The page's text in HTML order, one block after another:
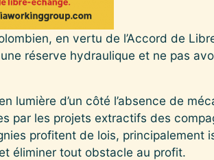
en vertu de l’Accord de
réserve hydraulique et ne pas
lumière d’un côté l’absence de
par les projets extractifs des
profitent de lois, principalement
éliminer tout obstacle au profit.